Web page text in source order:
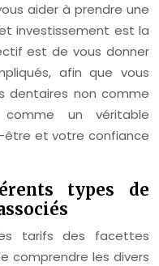
aider à prendre une
investissement est la
est de vous donner
afin que vous
dentaires non comme
un véritable
être et votre confiance
types de
tarifs des facettes
comprendre les divers